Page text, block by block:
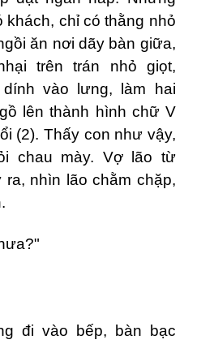
khách, chỉ có thằng nhỏ
ăn nơi dãy bàn giữa,
trên trán nhỏ giọt,
vào lưng, làm hai
lên thành hình chữ V
(2). Thấy con như vậy,
chau mày. Vợ lão từ
nhìn lão chằm chặp,
đi vào bếp, bàn bạc